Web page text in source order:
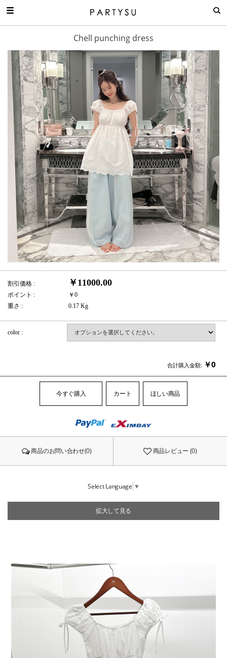
Chell punching dress
割引価格 : ￥11000.00
ポイント :
￥0
重さ :
0.17 Kg
color :
合計購入金額: ￥0
今すぐ購入 カート ほしい商品
商品のお問い合わせ(0) 商品レビュー (0)
Select Language ▼
拡大して見る